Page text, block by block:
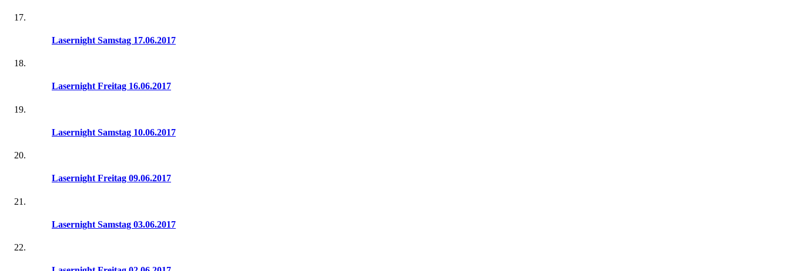
Lasernight Samstag 17.06.2017
Lasernight Freitag 16.06.2017
Lasernight Samstag 10.06.2017
Lasernight Freitag 09.06.2017
Lasernight Samstag 03.06.2017